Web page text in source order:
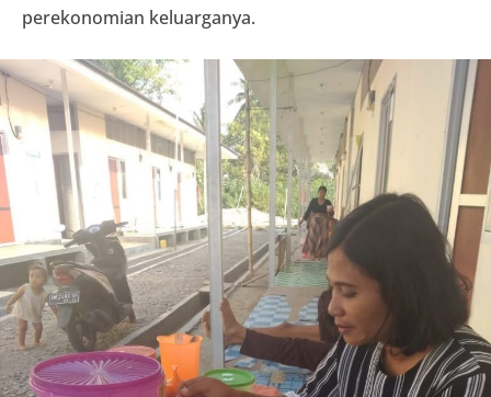
perekonomian keluarganya.